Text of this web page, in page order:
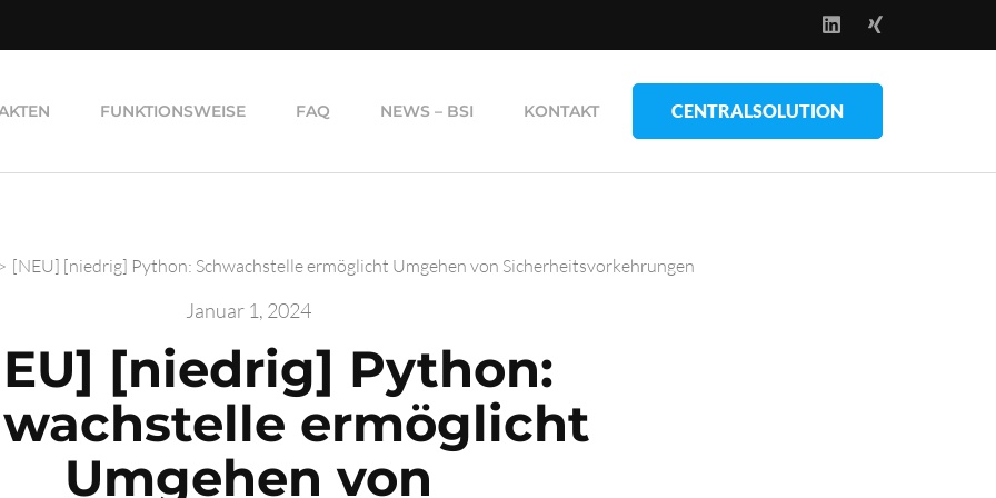
FUNKTIONSWEISE FAQ NEWS – BSI KONTAKT CENTRALSOLUTION
> [NEU] [niedrig] Python: Schwachstelle ermöglicht Umgehen von Sicherheitsvorkehrungen
Januar 1, 2024
[niedrig] Python:
ermöglicht
Umgehen von